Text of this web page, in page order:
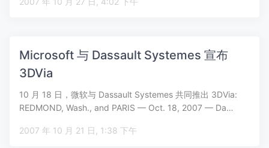
Microsoft 与 Dassault Systemes 宣布
3DVia
10 月 18 日，微软与 Dassault Systemes 共同推出 3DVia:
REDMOND, Wash., and PARIS — Oct. 18, 2007 — Da…
2007 年 10 月 21 日, 1:38 下午